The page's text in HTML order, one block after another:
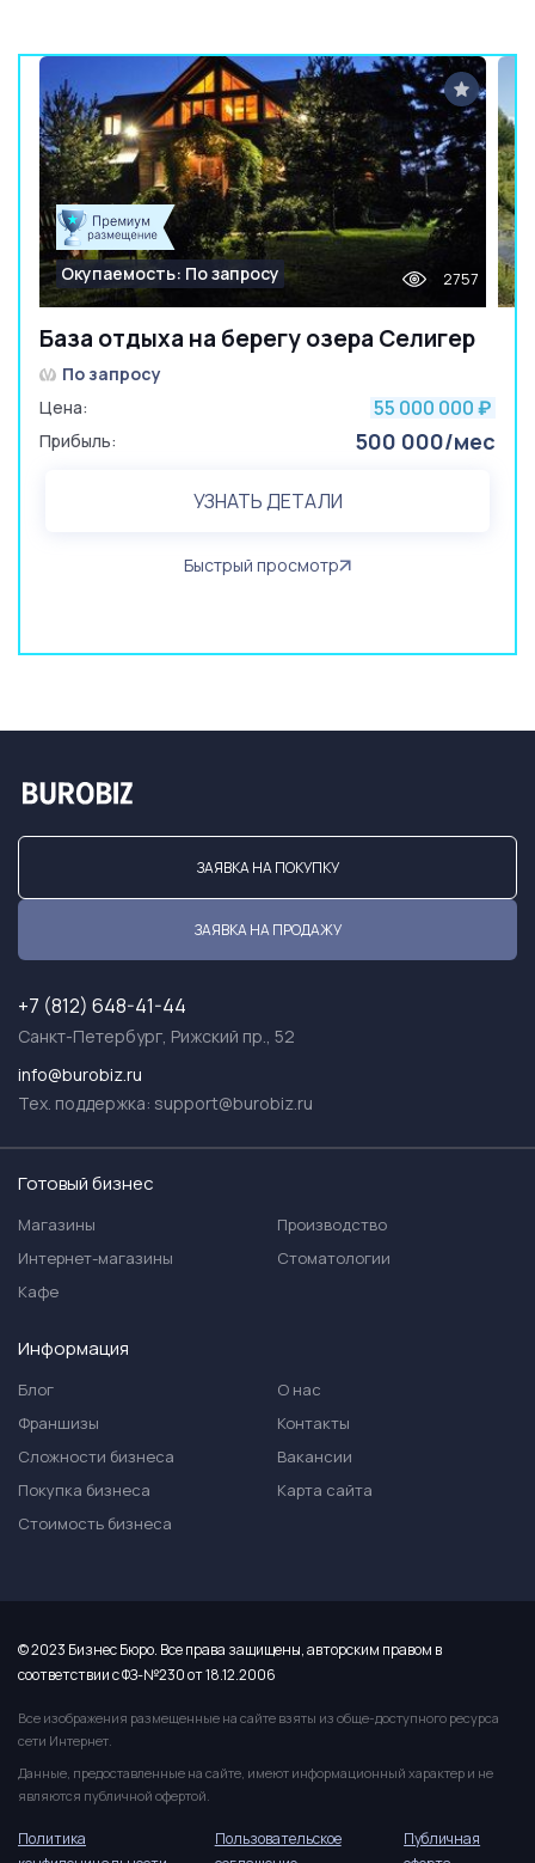
База отдыха на берегу озера Селигер
Окупаемость: По запросу 2757
По запросу
Цена:
55 000 000 ₽
Прибыль: 500 000/мес
УЗНАТЬ ДЕТАЛИ
Быстрый просмотр
ЗАЯВКА НА ПОКУПКУ
ЗАЯВКА НА ПРОДАЖУ
+7 (812) 648-41-44
Санкт-Петербург, Рижский пр., 52
info@burobiz.ru
Тех. поддержка: support@burobiz.ru
Готовый бизнес
Магазины
Интернет-магазины
Кафе
Производство
Стоматологии
Информация
Блог
Франшизы
Сложности бизнеса
Покупка бизнеса
Стоимость бизнеса
О нас
Контакты
Вакансии
Карта сайта
© 2023 Бизнес Бюро. Все права защищены, авторским правом в
соответствии с ФЗ-№230 от 18.12.2006
Все изображения размещенные на сайте взяты из обще-доступного ресурса
сети Интернет.
Данные, предоставленные на сайте, имеют информационный характер и не
являются публичной офертой.
Политика
Пользовательское
Публичная